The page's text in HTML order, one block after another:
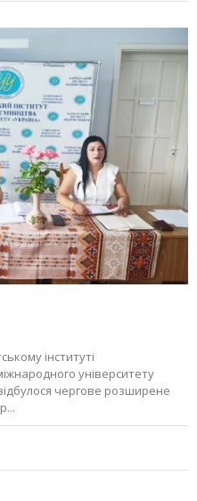
інституті
університету
чергове розширене